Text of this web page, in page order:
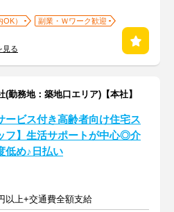
）
副業・Ｗワーク歓迎
見る
勤務地：築地口エリア)【本社】
ービス付き高齢者向け住宅ス
フ】生活サポートが中心◎介
低め♪日払い
以上+交通費全額支給